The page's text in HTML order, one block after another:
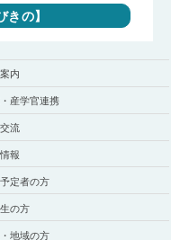
内
産学官連携
流
報
定者の方
の方
地域の方
の】